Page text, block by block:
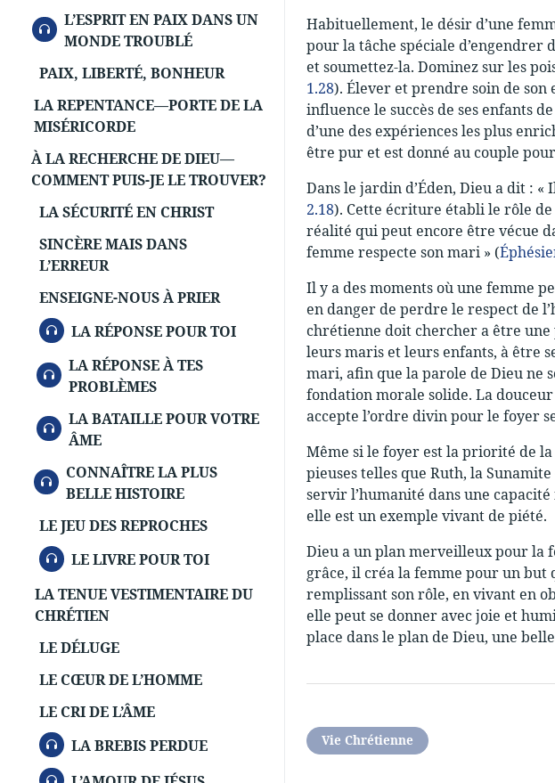
AUDIO
L’ESPRIT EN PAIX DANS UN
MONDE TROUBLÉ
PAIX, LIBERTÉ, BONHEUR
LA REPENTANCE—PORTE DE LA
MISÉRICORDE
À LA RECHERCHE DE DIEU—
COMMENT PUIS-JE LE TROUVER?
LA SÉCURITÉ EN CHRIST
SINCÈRE MAIS DANS
L’ERREUR
ENSEIGNE-NOUS À PRIER
AUDIOLA RÉPONSE POUR TOI
AUDIO
LA RÉPONSE À TES
PROBLÈMES
AUDIO
LA BATAILLE POUR VOTRE
ÂME
AUDIO
CONNAÎTRE LA PLUS
BELLE HISTOIRE
LE JEU DES REPROCHES
AUDIOLE LIVRE POUR TOI
LA TENUE VESTIMENTAIRE DU
CHRÉTIEN
LE DÉLUGE
LE CŒUR DE L’HOMME
LE CRI DE L’ÂME
AUDIOLA BREBIS PERDUE
AUDIO
Habituellement, le désir d’une
pour la tâche spéciale d’engendrer
et soumettez-la. Dominez sur les
1.28). Élever et prendre soin de
influence le succès de ses enfants
d’une des expériences les plus
être pur et est donné au couple
Dans le jardin d’Éden, Dieu a dit : «
2.18). Cette écriture établi le rôle
réalité qui peut encore être vécue
femme respecte son mari » (
Il y a des moments où une femme
en danger de perdre le respect de
chrétienne doit chercher a être une
leurs maris et leurs enfants, à être
mari, afin que la parole de Dieu ne
fondation morale solide. La
accepte l’ordre divin pour le foyer
Même si le foyer est la priorité de la
pieuses telles que Ruth, la
servir l’humanité dans une
elle est un exemple vivant de piété.
Dieu a un plan merveilleux pour la
grâce, il créa la femme pour un
remplissant son rôle, en vivant en
elle peut se donner avec joie et
place dans le plan de Dieu, une
Vie Chrétienne